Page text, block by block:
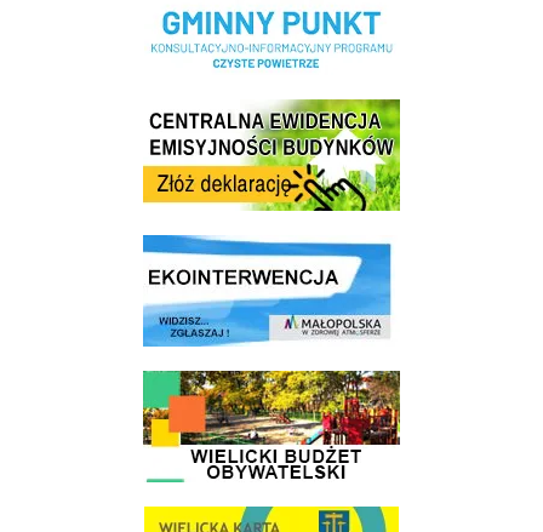
Centrala Ewidencja Emisyjności Budynków - złóż deklarację
link do strony ekointerwencja dot.- powietrza
link do strony - Wielicki Budżet Obywatelski
link do strony Wielicka Karta Aktywnego Seniora